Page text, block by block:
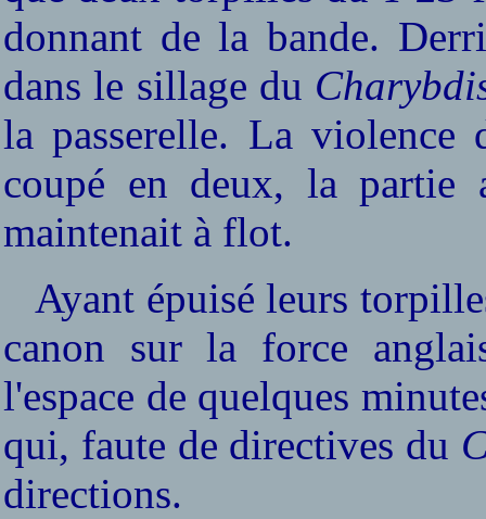
donnant de la bande.
dans le sillage du
la passerelle. La
coupé en deux, la partie
maintenait à flot.
Ayant épuisé leurs
canon sur la force
l'espace de quelques
qui, faute de directives du
directions.